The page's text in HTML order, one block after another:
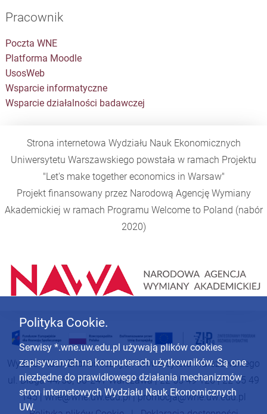
Pracownik
Poczta WNE
Platforma Moodle
UsosWeb
Wsparcie informatyczne
Wsparcie działalności badawczej
Strona internetowa Wydziału Nauk Ekonomicznych
Uniwersytetu Warszawskiego powstała w ramach Projektu
"Let's make together economics in Warsaw"
Projekt finansowany przez Narodową Agencję Wymiany
Akademickiej w ramach Programu Welcome to Poland (nabór
2020)
Wydział Nauk Ekonomicznych Uniwersytetu Warszawskiego
ul. Długa 44/50, 00-241 Warszawa | 22 55 49 126 | 22 55 49
145 |wne@wne.uw.edu.pl|promocja@wne.uw.edu.pl
Polityka Cookie.
Serwisy *.wne.uw.edu.pl używają plików cookies
zapisywanych na komputerach użytkowników. Są one
niezbędne do prawidłowego działania mechanizmów
stron internetowych Wydziału Nauk Ekonomicznych
UW.